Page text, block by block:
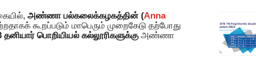
அண்ணா பல்கலைக்கழகத்தின் (Anna
கூறப்படும் மாபெரும் முறைகேடு தற்போது
தனியார் பொறியியல் கல்லூரிகளுக்கு அண்ணா